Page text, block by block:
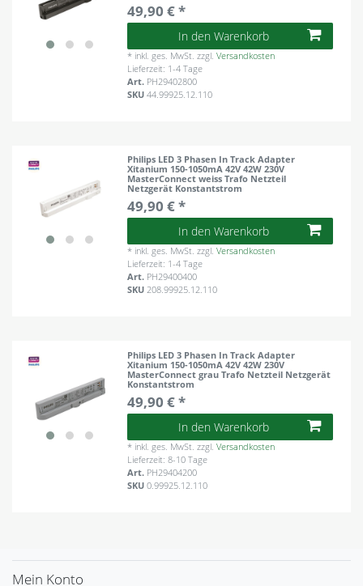
49,90 € *
In den Warenkorb
* inkl. ges. MwSt. zzgl.Versandkosten
Lieferzeit: 1-4 Tage
Art. PH29402800
SKU44.99925.12.110
Philips LED 3 Phasen In Track Adapter
Xitanium 150-1050mA 42V 42W 230V
MasterConnect weiss Trafo Netzteil
Netzgerät Konstantstrom
49,90 € *
In den Warenkorb
* inkl. ges. MwSt. zzgl.Versandkosten
Lieferzeit: 1-4 Tage
Art. PH29400400
SKU208.99925.12.110
Philips LED 3 Phasen In Track Adapter
Xitanium 150-1050mA 42V 42W 230V
MasterConnect grau Trafo Netzteil Netzgerät
Konstantstrom
49,90 € *
In den Warenkorb
* inkl. ges. MwSt. zzgl.Versandkosten
Lieferzeit: 8-10 Tage
Art. PH29404200
SKU0.99925.12.110
Mein Konto